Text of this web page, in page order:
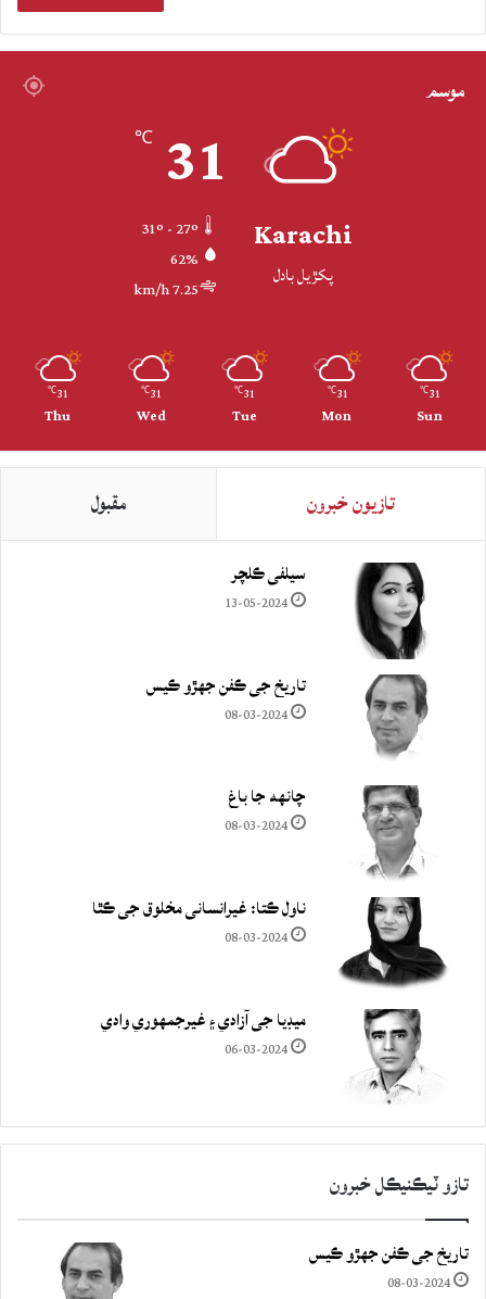
موسم
Karachi
پکڙيل بادل
31
℃
62%
7.25 km/h
31
℃
Sun
31
℃
Mon
31
℃
Tue
31
℃
Wed
31
℃
Thu
تازيون خبرون مقبول
سيلفي ڪلچر
13-05-2024
تاريخ جي ڪفن جھڙو ڪيس
08-03-2024
چانهه جا باغ
08-03-2024
ناول ڪتا: غيرانساني مخلوق جي ڪٿا
08-03-2024
ميڊيا جي آزادي ۽ غيرجمھوري وادي
06-03-2024
تازو ٽيڪنيڪل خبرون
تاريخ جي ڪفن جھڙو ڪيس
08-03-2024